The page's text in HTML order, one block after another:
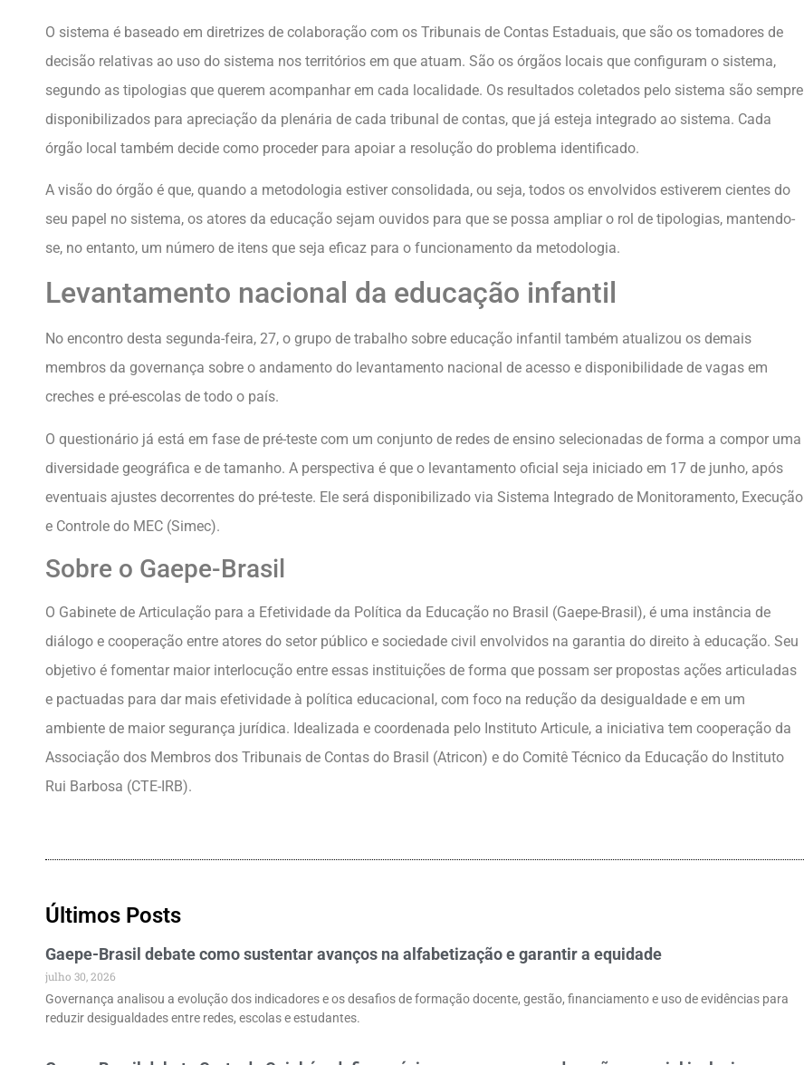
O sistema é baseado em diretrizes de colaboração com os Tribunais de Contas Estaduais, que são os tomadores de
decisão relativas ao uso do sistema nos territórios em que atuam. São os órgãos locais que configuram o sistema,
segundo as tipologias que querem acompanhar em cada localidade. Os resultados coletados pelo sistema são sempre
disponibilizados para apreciação da plenária de cada tribunal de contas, que já esteja integrado ao sistema. Cada
órgão local também decide como proceder para apoiar a resolução do problema identificado.
A visão do órgão é que, quando a metodologia estiver consolidada, ou seja, todos os envolvidos estiverem cientes do
seu papel no sistema, os atores da educação sejam ouvidos para que se possa ampliar o rol de tipologias, mantendo-
se, no entanto, um número de itens que seja eficaz para o funcionamento da metodologia.
Levantamento nacional da educação infantil
No encontro desta segunda-feira, 27, o grupo de trabalho sobre educação infantil também atualizou os demais
membros da governança sobre o andamento do levantamento nacional de acesso e disponibilidade de vagas em
creches e pré-escolas de todo o país.
O questionário já está em fase de pré-teste com um conjunto de redes de ensino selecionadas de forma a compor uma
diversidade geográfica e de tamanho. A perspectiva é que o levantamento oficial seja iniciado em 17 de junho, após
eventuais ajustes decorrentes do pré-teste. Ele será disponibilizado via Sistema Integrado de Monitoramento, Execução
e Controle do MEC (Simec).
Sobre o Gaepe-Brasil
O Gabinete de Articulação para a Efetividade da Política da Educação no Brasil (Gaepe-Brasil), é uma instância de
diálogo e cooperação entre atores do setor público e sociedade civil envolvidos na garantia do direito à educação. Seu
objetivo é fomentar maior interlocução entre essas instituições de forma que possam ser propostas ações articuladas
e pactuadas para dar mais efetividade à política educacional, com foco na redução da desigualdade e em um
ambiente de maior segurança jurídica. Idealizada e coordenada pelo Instituto Articule, a iniciativa tem cooperação da
Associação dos Membros dos Tribunais de Contas do Brasil (Atricon) e do Comitê Técnico da Educação do Instituto
Rui Barbosa (CTE-IRB).
Últimos Posts
Gaepe-Brasil debate como sustentar avanços na alfabetização e garantir a equidade
julho 30, 2026
Governança analisou a evolução dos indicadores e os desafios de formação docente, gestão, financiamento e uso de evidências para
reduzir desigualdades entre redes, escolas e estudantes.